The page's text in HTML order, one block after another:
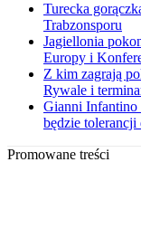
Turecka
Trabzonsporu
Jagiellonia
Europy i
Z kim zagrają
Rywale i
Gianni Infantino
będzie tolerancji
Promowane treści